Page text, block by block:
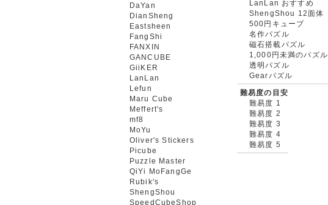
DaYan
DianSheng
Eastsheen
FangShi
FANXIN
GANCUBE
GiiKER
LanLan
Lefun
Maru Cube
Meffert's
mf8
MoYu
Oliver's Stickers
Picube
Puzzle Master
QiYi MoFangGe
Rubik's
ShengShou
SpeedCubeShop
LanLan おすすめ
ShengShou 12面体
500円キューブ
名作パズル
磁石搭載パズル
1,000円未満のパズル
透明パズル
Gearパズル
難易度の目安
難易度 1
難易度 2
難易度 3
難易度 4
難易度 5